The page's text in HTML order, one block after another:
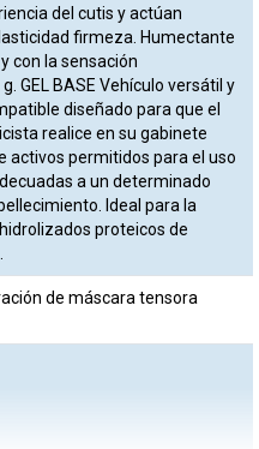
del cutis y actúan
firmeza. Humectante
con la sensación
GEL BASE Vehículo versátil y
diseñado para que el
realice en su gabinete
activos permitidos para el uso
a un determinado
Ideal para la
proteicos de
de máscara tensora